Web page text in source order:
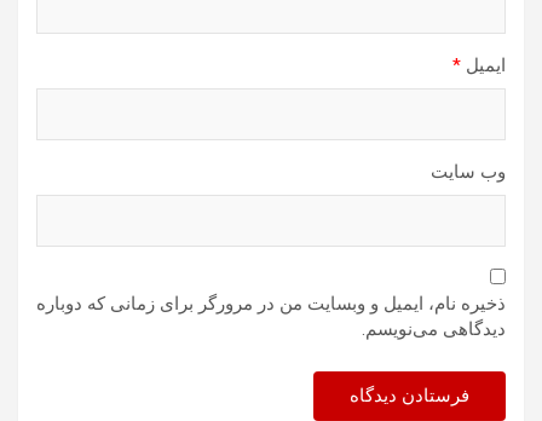
ایمیل *
وب‌ سایت
ذخیره نام، ایمیل و وبسایت من در مرورگر برای زمانی که دوباره
دیدگاهی می‌نویسم.